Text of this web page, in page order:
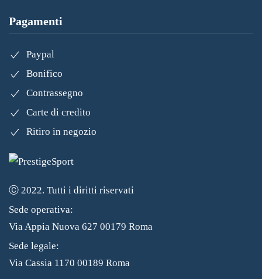
Pagamenti
Paypal
Bonifico
Contrassegno
Carte di credito
Ritiro in negozio
Ⓒ 2022. Tutti i diritti riservati
Sede operativa:
Via Appia Nuova 627 00179 Roma
Sede legale:
Via Cassia 1170 00189 Roma